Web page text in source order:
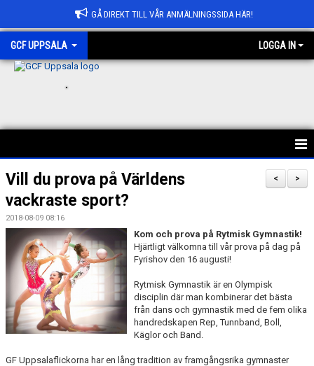
GÅ DIREKT TILL VÅR ANMÄLNINGSSIDA HÄR!
GCF UPPSALA LOGGA IN
.
HEM
ANMÄLAN
OM GCF UPPSALA
FÖRENINGSKOLLEKTION
BÖRJA HOS OSS
NYHETER
FÖR MEDLEMMAR
>
<
Vill du prova på Världens
vackraste sport?
2018-08-09 08:16
Kom och prova på Rytmisk Gymnastik!
Hjärtligt välkomna till vår prova på dag på
Fyrishov den 16 augusti!
Rytmisk Gymnastik är en Olympisk
disciplin där man kombinerar det bästa
från dans och gymnastik med de fem olika
handredskapen Rep, Tunnband, Boll,
Käglor och Band.
GF Uppsalaflickorna har en lång tradition av framgångsrika gymnaster